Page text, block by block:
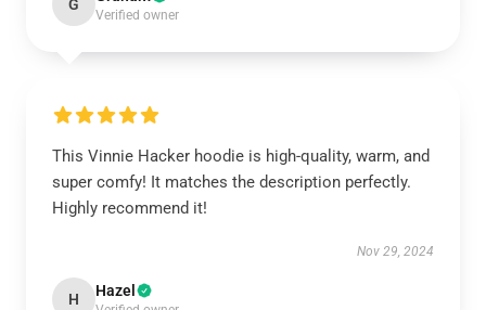
G
Verified owner
This Vinnie Hacker hoodie is high-quality, warm, and
super comfy! It matches the description perfectly.
Highly recommend it!
Nov 29, 2024
H Hazel